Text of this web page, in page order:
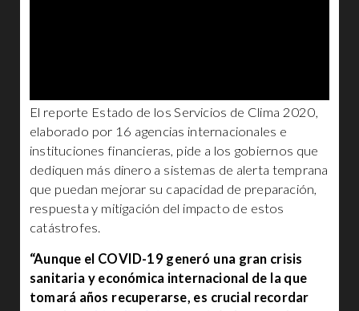
El reporte Estado de los Servicios de Clima 2020,
elaborado por 16 agencias internacionales e
instituciones financieras, pide a los gobiernos que
dediquen más dinero a sistemas de alerta temprana
que puedan mejorar su capacidad de preparación,
respuesta y mitigación del impacto de estos
catástrofes.
“Aunque el COVID-19 generó una gran crisis
sanitaria y económica internacional de la que
tomará años recuperarse, es crucial recordar